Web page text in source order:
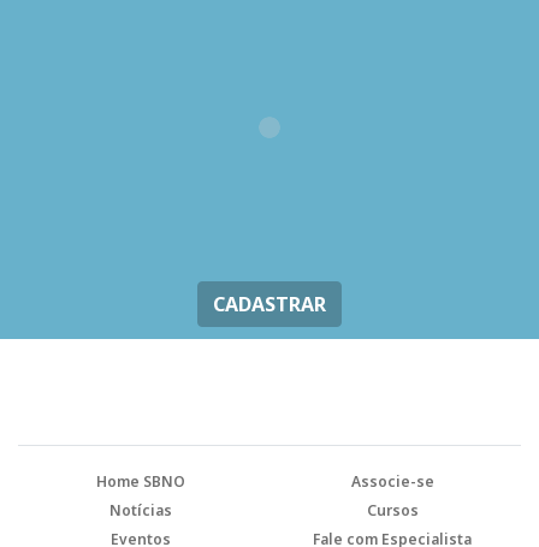
CADASTRAR
Home SBNO
Associe-se
Notícias
Cursos
Eventos
Fale com Especialista